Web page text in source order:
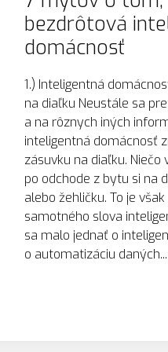
bezdrôtová
domácnosť
1.) Inteligentná
na diaľku Neustále sa
a na rôznych iných
inteligentná domácnosť
zásuvku na diaľku.
po odchode z bytu si na
alebo žehličku. To je
samotného slova
sa malo jednať o
o automatizáciu daných...